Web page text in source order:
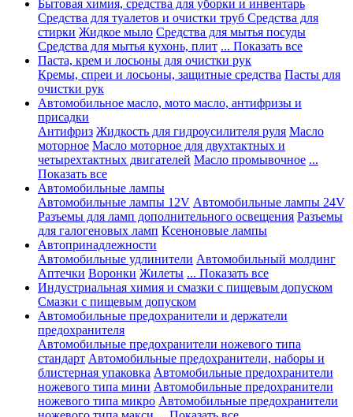
Бытовая химия, средства для уборки и инвентарь
Средства для туалетов и очистки труб Средства для
стирки Жидкое мыло Средства для мытья посуды
Средства для мытья кухонь, плит ... Показать все
Паста, крем и лосьоны для очистки рук
Кремы, спреи и лосьоны, защитные средства Пасты для
очистки рук
Автомобильное масло, мото масло, антифризы и
присадки
Антифриз Жидкость для гидроусилителя руля Масло
моторное Масло моторное для двухтактных и
четырехтактных двигателей Масло промывочное ...
Показать все
Автомобильные лампы
Автомобильные лампы 12V Автомобильные лампы 24V
Разъемы для ламп дополнительного освещения Разъемы
для галогеновых ламп Ксеноновые лампы
Автопринадлежности
Автомобильные удлинители Автомобильный молдинг
Аптечки Воронки Жилеты ... Показать все
Индустриальная химия и смазки с пищевым допуском
Смазки с пищевым допуском
Автомобильные предохранители и держатели
предохранителя
Автомобильные предохранители ножевого типа
стандарт Автомобильные предохранители, наборы и
блистерная упаковка Автомобильные предохранители
ножевого типа мини Автомобильные предохранители
ножевого типа микро Автомобильные предохранители